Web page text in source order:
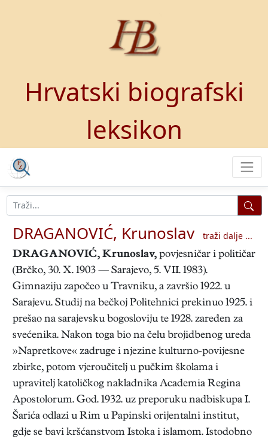
Hrvatski biografski
leksikon
DRAGANOVIĆ, Krunoslav
traži dalje ...
DRAGANOVIĆ, Krunoslav, povjesničar i političar
(Brčko, 30. X. 1903 — Sarajevo, 5. VII. 1983).
Gimnaziju započeo u Travniku, a završio 1922. u
Sarajevu. Studij na bečkoj Politehnici prekinuo 1925. i
prešao na sarajevsku bogosloviju te 1928. zaređen za
svećenika. Nakon toga bio na čelu brojidbenog ureda
»Napretkove« zadruge i njezine kulturno-povijesne
zbirke, potom vjeroučitelj u pučkim školama i
upravitelj katoličkog nakladnika Academia Regina
Apostolorum. God. 1932. uz preporuku nadbiskupa I.
Šarića odlazi u Rim u Papinski orijentalni institut,
gdje se bavi kršćanstvom Istoka i islamom. Istodobno